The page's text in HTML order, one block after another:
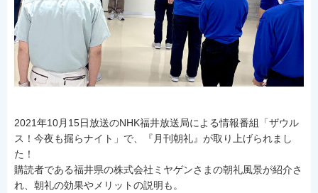
2021年10月15日放送のNHK福井放送局による情報番組「ザウル
ス！今夜も掘らナイト」で、『月刊朝礼』が取り上げられまし
た！
購読者である福井県の株式会社ミヤゲンさまの朝礼風景が紹介さ
れ、朝礼の効果やメリットの説明も。